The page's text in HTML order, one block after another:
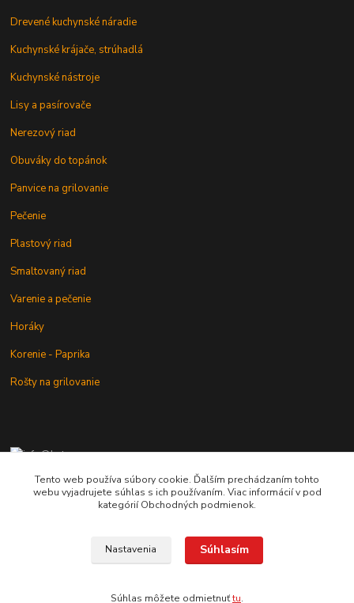
Drevené kuchynské náradie
Kuchynské krájače, strúhadlá
Kuchynské nástroje
Lisy a pasírovače
Nerezový riad
Obuváky do topánok
Panvice na grilovanie
Pečenie
Plastový riad
Smaltovaný riad
Varenie a pečenie
Horáky
Korenie - Paprika
Rošty na grilovanie
+421 902 212 007
od 8:00 - do 16:00 hod
Copyright © 2017-2027 MACSHOP.SK, všetky práva vyhradené..
Tento web používa súbory cookie. Ďalším prechádzaním tohto
webu vyjadrujete súhlas s ich používaním. Viac informácií v pod
kategórií Obchodných podmienok.
Nastavenia Súhlasím
Súhlas môžete odmietnuťtu.